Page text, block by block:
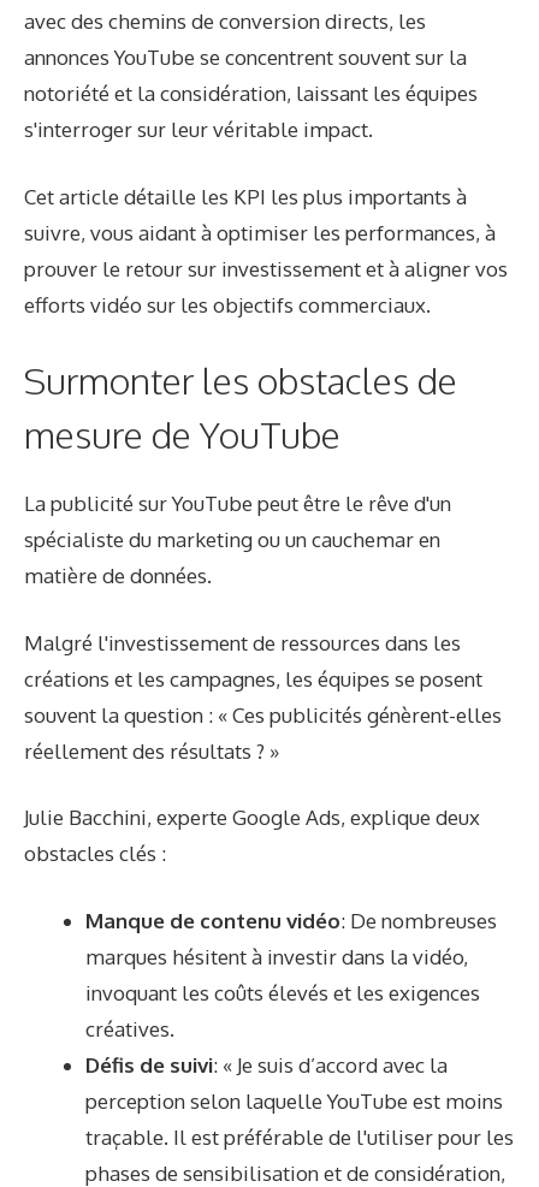
avec des chemins de conversion directs, les
annonces YouTube se concentrent souvent sur la
notoriété et la considération, laissant les équipes
s'interroger sur leur véritable impact.
Cet article détaille les KPI les plus importants à
suivre, vous aidant à optimiser les performances, à
prouver le retour sur investissement et à aligner vos
efforts vidéo sur les objectifs commerciaux.
Surmonter les obstacles de
mesure de YouTube
La publicité sur YouTube peut être le rêve d'un
spécialiste du marketing ou un cauchemar en
matière de données.
Malgré l'investissement de ressources dans les
créations et les campagnes, les équipes se posent
souvent la question : « Ces publicités génèrent-elles
réellement des résultats ? »
Julie Bacchini, experte Google Ads, explique deux
obstacles clés :
Manque de contenu vidéo: De nombreuses
marques hésitent à investir dans la vidéo,
invoquant les coûts élevés et les exigences
créatives.
Défis de suivi: « Je suis d’accord avec la
perception selon laquelle YouTube est moins
traçable. Il est préférable de l'utiliser pour les
phases de sensibilisation et de considération,